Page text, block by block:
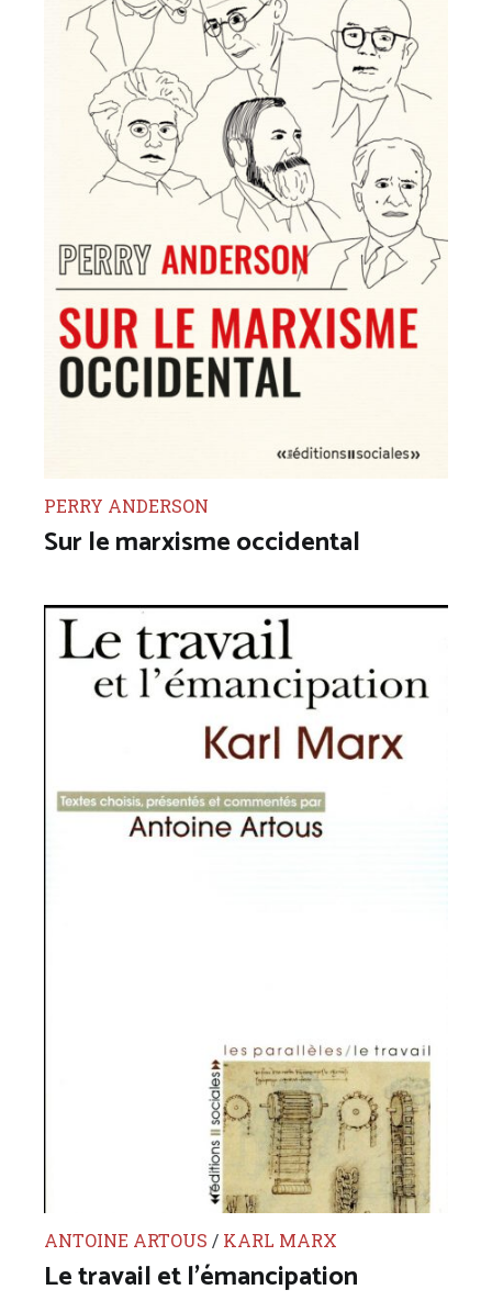
PERRY ANDERSON
Sur le marxisme occidental
ANTOINE ARTOUS / KARL MARX
Le travail et l’émancipation